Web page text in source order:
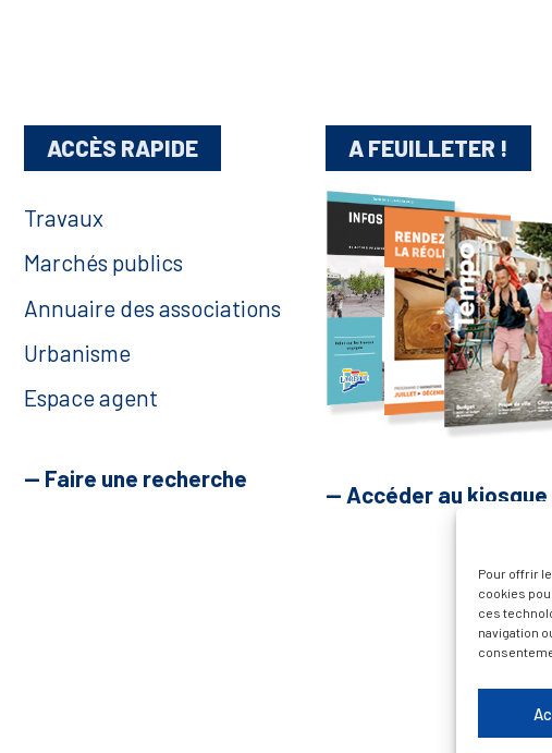
Pour offrir
cookies
ces
navigation
ACCÈS RAPIDE
Travaux
Marchés publics
Annuaire des associations
Urbanisme
Espace agent
— Faire une recherche
A FEUILLETER !
— Accéder au kiosque